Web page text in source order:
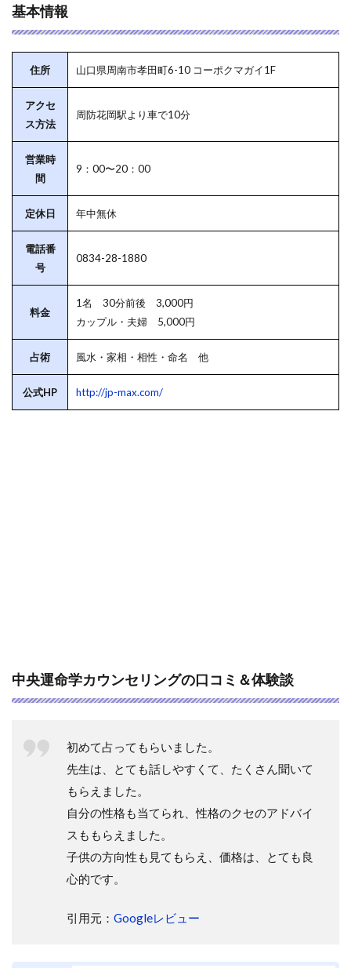
基本情報
住所 山口県周南市孝田町6-10 コーポクマガイ1F
アクセ
ス方法
周防花岡駅より車で10分
営業時
間
9：00〜20：00
定休日 年中無休
電話番
号
0834-28-1880
料金
1名 30分前後 3,000円
カップル・夫婦 5,000円
占術 風水・家相・相性・命名 他
公式HP http://jp-max.com/
中央運命学カウンセリングの口コミ＆体験談
初めて占ってもらいました。
先生は、とても話しやすくて、たくさん聞いて
もらえました。
自分の性格も当てられ、性格のクセのアドバイ
スももらえました。
子供の方向性も見てもらえ、価格は、とても良
心的です。
引用元： Googleレビュー